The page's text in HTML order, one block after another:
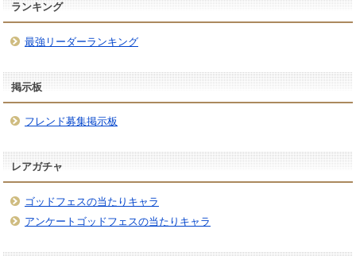
ランキング
最強リーダーランキング
掲示板
フレンド募集掲示板
レアガチャ
ゴッドフェスの当たりキャラ
アンケートゴッドフェスの当たりキャラ